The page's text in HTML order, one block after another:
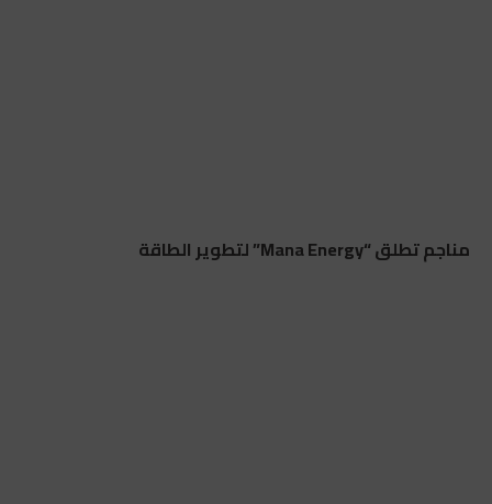
مناجم تطلق “Mana Energy” لتطوير الطاقة